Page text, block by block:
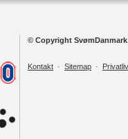
© Copyright SvømDanmark
Kontakt · Sitemap ·